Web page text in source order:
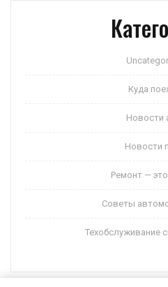
Куда
Новости
Новости
Ремонт —
Советы
Техобслуживание